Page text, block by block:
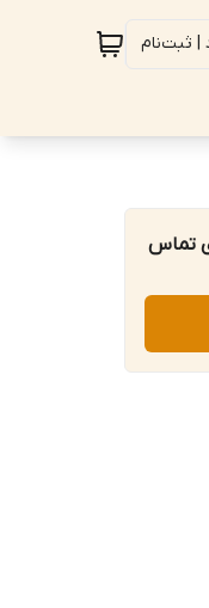
| ثبت‌نام
تماس